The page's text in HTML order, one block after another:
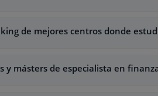
de mejores centros donde
y másters de especialista en